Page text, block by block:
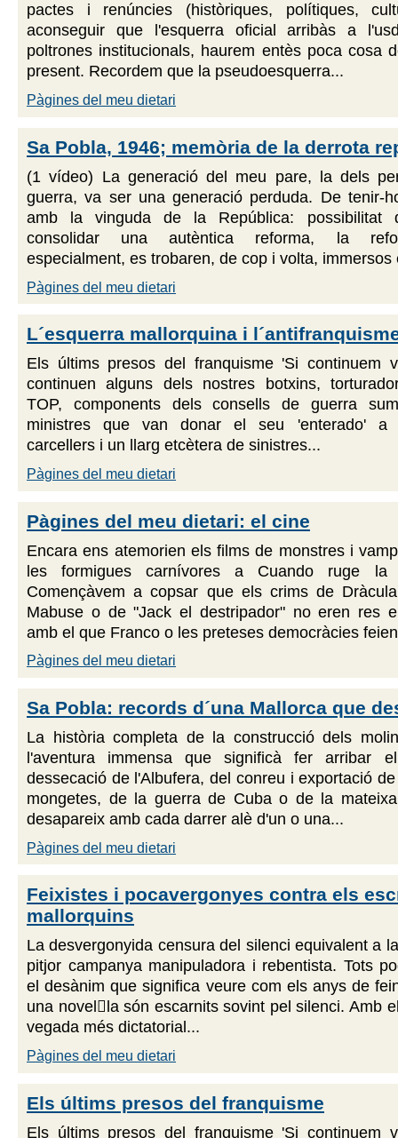
pactes i renúncies (històriques, polítiques,
aconseguir que l'esquerra oficial arribàs a
poltrones institucionals, haurem entès poca cosa
present. Recordem que la pseudoesquerra...
Pàgines del meu dietari
Sa Pobla, 1946; memòria de la derrota
(1 vídeo) La generació del meu pare, la dels
guerra, va ser una generació perduda. De tenir-
amb la vinguda de la República: possibilitat
consolidar una autèntica reforma, la
especialment, es trobaren, de cop i volta, immersos
Pàgines del meu dietari
L´esquerra mallorquina i
Els últims presos del franquisme 'Si continuem
continuen alguns dels nostres botxins,
TOP, components dels consells de guerra
ministres que van donar el seu 'enterado' a
carcellers i un llarg etcètera de sinistres...
Pàgines del meu dietari
Pàgines del meu dietari: el cine
Encara ens atemorien els films de monstres i
les formigues carnívores a Cuando ruge la
Començàvem a copsar que els crims de
Mabuse o de "Jack el destripador" no eren res
amb el que Franco o les preteses democràcies
Pàgines del meu dietari
Sa Pobla: records d´una Mallorca que
La història completa de la construcció dels
l'aventura immensa que significà fer arribar
dessecació de l'Albufera, del conreu i exportació
mongetes, de la guerra de Cuba o de la
desapareix amb cada darrer alè d'un o una...
Pàgines del meu dietari
Feixistes i pocavergonyes contra els
mallorquins
La desvergonyida censura del silenci equivalent a
pitjor campanya manipuladora i rebentista. Tots
el desànim que significa veure com els anys de
una novella són escarnits sovint pel silenci. Amb
vegada més dictatorial...
Pàgines del meu dietari
Els últims presos del franquisme
Els últims presos del franquisme 'Si continuem